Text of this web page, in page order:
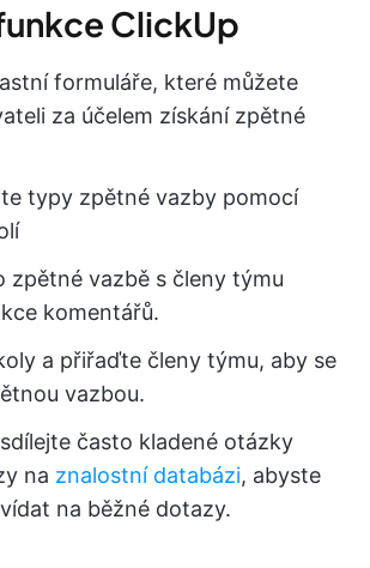
ClickUp
formuláře, které můžete
za účelem získání zpětné
typy zpětné vazby pomocí
zpětné vazbě s členy týmu
komentářů.
a přiřaďte členy týmu, aby se
vazbou.
často kladené otázky
na znalostní databázi, abyste
na běžné dotazy.